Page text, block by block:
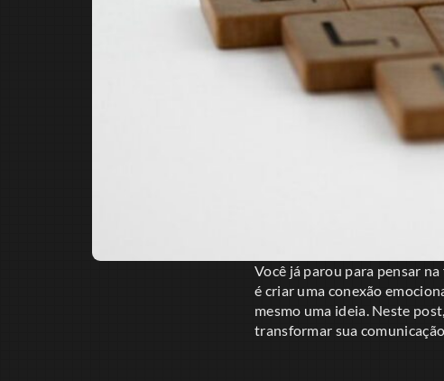
Você já parou para pensar
é criar uma conexão
mesmo uma ideia. Neste
transformar sua